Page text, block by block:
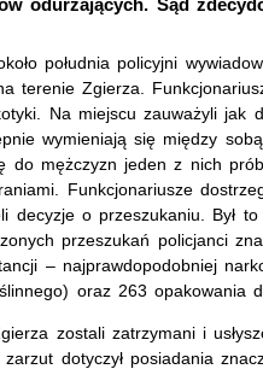
odurzających. Sąd
południa policyjni
terenie Zgierza.
Na miejscu zauważyli jak
wymieniają się między
do mężczyzn jeden z nich
Funkcjonariusze
decyzje o przeszukaniu. Był
przeszukań policjanci
– najprawdopodobniej
oraz 263 opakowania
zostali zatrzymani i
zarzut dotyczył posiadania